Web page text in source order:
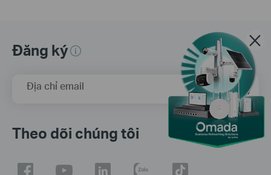
Đăng ký
Địa chỉ email Đăng Ký
Theo dõi chúng tôi